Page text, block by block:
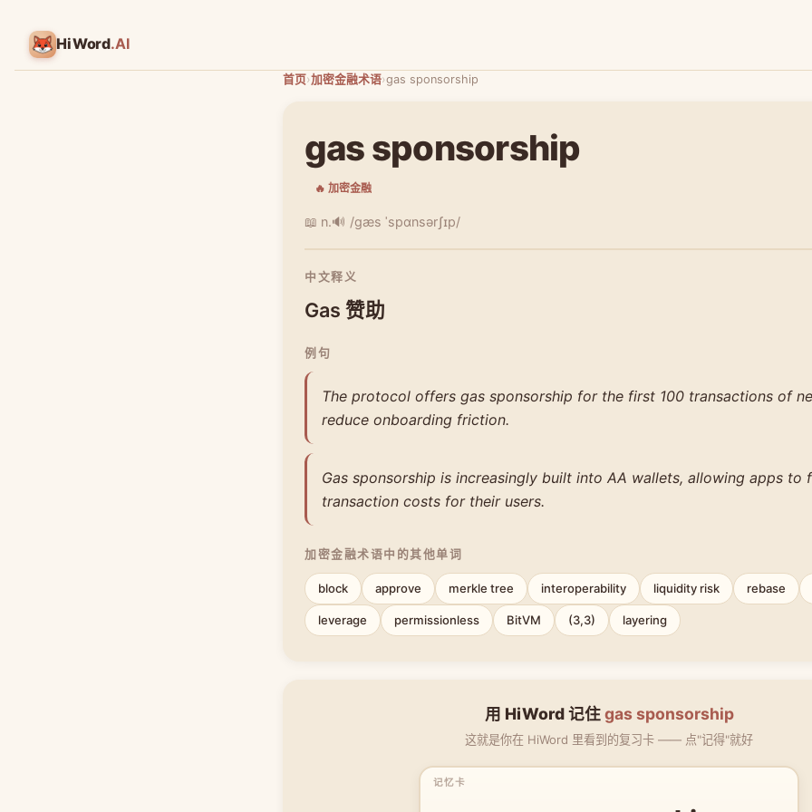
HiWord.AI
首页›加密金融术语›gas sponsorship
gas sponsorship
🔥 加密金融
📖 n.🔊 /ɡæs ˈspɑnsərʃɪp/
中文释义
Gas 赞助
例句
The protocol offers gas sponsorship for the first 100 transactions of
reduce onboarding friction.
Gas sponsorship is increasingly built into AA wallets, allowing apps to
transaction costs for their users.
加密金融术语中的其他单词
block approve merkle tree interoperability liquidity risk rebase
leverage permissionless BitVM (3,3) layering
用 HiWord 记住gas sponsorship
这就是你在 HiWord 里看到的复习卡 —— 点"记得"就好